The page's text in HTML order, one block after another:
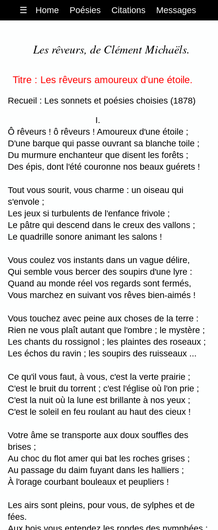
☰ Home Poésies Citations Messages
Les rêveurs, de Clément Michaëls.
Titre : Les rêveurs amoureux d'une étoile.
Recueil : Les sonnets et poésies choisies (1878)
I.
Ô rêveurs ! ô rêveurs ! Amoureux d'une étoile ;
D'une barque qui passe ouvrant sa blanche toile ;
Du murmure enchanteur que disent les forêts ;
Des épis, dont l'été couronne nos beaux guérets !
Tout vous sourit, vous charme : un oiseau qui
s'envole ;
Les jeux si turbulents de l'enfance frivole ;
Le pâtre qui descend dans le creux des vallons ;
Le quadrille sonore animant les salons !
Vous coulez vos instants dans un vague délire,
Qui semble vous bercer des soupirs d'une lyre :
Quand au monde réel vos regards sont fermés,
Vous marchez en suivant vos rêves bien-aimés !
Vous touchez avec peine aux choses de la terre :
Rien ne vous plaît autant que l'ombre ; le mystère ;
Les chants du rossignol ; les plaintes des roseaux ;
Les échos du ravin ; les soupirs des ruisseaux ...
Ce qu'il vous faut, à vous, c'est la verte prairie ;
C'est le bruit du torrent ; c'est l'église où l'on prie ;
C'est la nuit où la lune est brillante à nos yeux ;
C'est le soleil en feu roulant au haut des cieux !
Votre âme se transporte aux doux souffles des
brises ;
Au choc du flot amer qui bat les roches grises ;
Au passage du daim fuyant dans les halliers ;
À l'orage courbant bouleaux et peupliers !
Les airs sont pleins, pour vous, de sylphes et de
fées.